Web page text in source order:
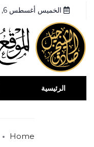
الخميس أغسطس 6, 2026
الرئيسية
Home